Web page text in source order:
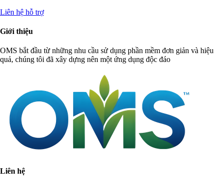
Liên hệ hỗ trợ
Giới thiệu
OMS bắt đầu từ những nhu cầu sử dụng phần mềm đơn giản và hiệu
quả, chúng tôi đã xây dựng nên một ứng dụng độc đáo
Liên hệ